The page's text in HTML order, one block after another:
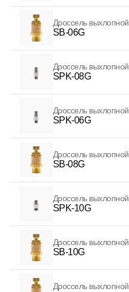
Дроссель выхлопной
SB-06G
Дроссель выхлопной
SPK-08G
Дроссель выхлопной
SPK-06G
Дроссель выхлопной
SB-08G
Дроссель выхлопной
SPK-10G
Дроссель выхлопной
SB-10G
Дроссель выхлопной